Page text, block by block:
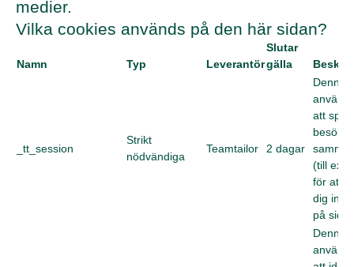
medier.
Vilka cookies används på den här sidan?
Namn Typ Leverantör
Slutar
gälla
_tt_session
Strikt
nödvändiga
Teamtailor 2 dagar
Denna
att
(till
för att
dig
på
Denna